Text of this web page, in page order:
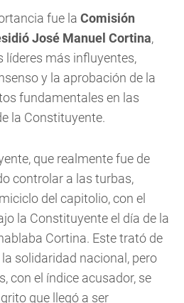
fue la Comisión
José Manuel Cortina,
líderes más influyentes,
y la aprobación de la
fundamentales en las
la Constituyente.
que realmente fue de
controlar a las turbas,
del capitolio, con el
la Constituyente el día de la
Cortina. Este trató de
solidaridad nacional, pero
con el índice acusador, se
que llegó a ser